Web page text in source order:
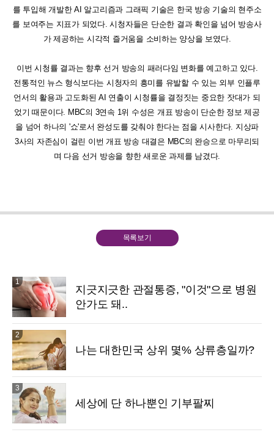
를 투입해 개발한 AI 알고리즘과 그래픽 기술은 한국 방송 기술의 현주소
를 보여주는 지표가 되었다. 시청자들은 단순한 결과 확인을 넘어 방송사
가 제공하는 시각적 즐거움을 소비하는 양상을 보였다.
이번 시청률 결과는 향후 선거 방송의 패러다임 변화를 예고하고 있다.
전통적인 뉴스 형식보다는 시청자의 흥미를 유발할 수 있는 외부 인플루
언서의 활용과 고도화된 AI 연출이 시청률을 결정짓는 중요한 잣대가 되
었기 때문이다. MBC의 3연속 1위 수성은 개표 방송이 단순한 정보 제공
을 넘어 하나의 '쇼'로서 완성도를 갖춰야 한다는 점을 시사한다. 지상파
3사의 자존심이 걸린 이번 개표 방송 대결은 MBC의 완승으로 마무리되
며 다음 선거 방송을 향한 새로운 과제를 남겼다.
목록보기
1
지긋지긋한 관절통증, "이것"으로 병원
안가도 돼..
2
나는 대한민국 상위 몇% 상류층일까?
3
세상에 단 하나뿐인 기부팔찌